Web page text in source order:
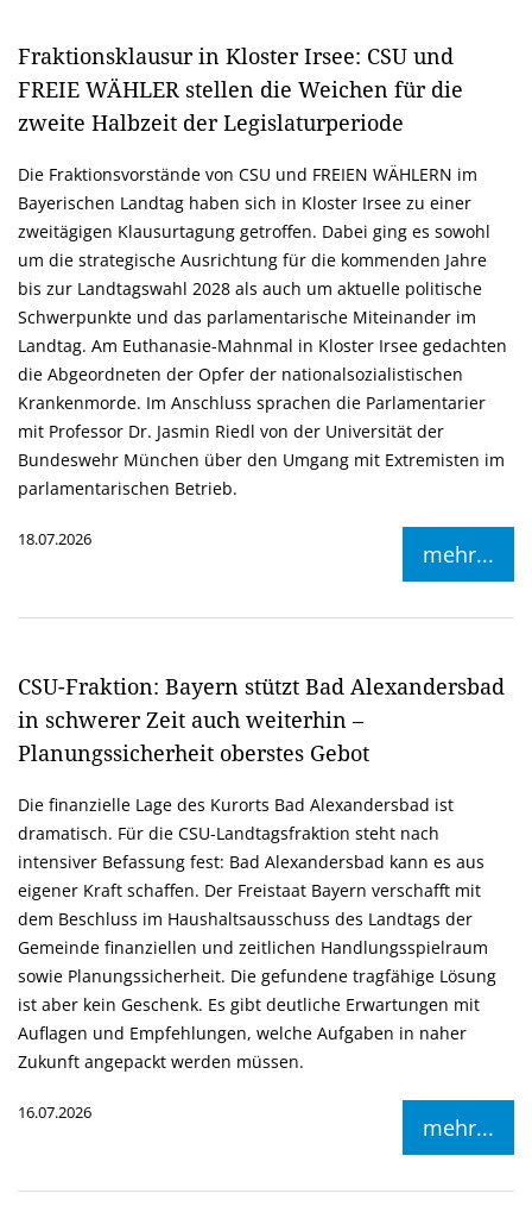
Fraktionsklausur in Kloster Irsee: CSU und
FREIE WÄHLER stellen die Weichen für die
zweite Halbzeit der Legislaturperiode
Die Fraktionsvorstände von CSU und FREIEN WÄHLERN im
Bayerischen Landtag haben sich in Kloster Irsee zu einer
zweitägigen Klausurtagung getroffen. Dabei ging es sowohl
um die strategische Ausrichtung für die kommenden Jahre
bis zur Landtagswahl 2028 als auch um aktuelle politische
Schwerpunkte und das parlamentarische Miteinander im
Landtag. Am Euthanasie-Mahnmal in Kloster Irsee gedachten
die Abgeordneten der Opfer der nationalsozialistischen
Krankenmorde. Im Anschluss sprachen die Parlamentarier
mit Professor Dr. Jasmin Riedl von der Universität der
Bundeswehr München über den Umgang mit Extremisten im
parlamentarischen Betrieb.
18.07.2026
mehr...
CSU-Fraktion: Bayern stützt Bad Alexandersbad
in schwerer Zeit auch weiterhin –
Planungssicherheit oberstes Gebot
Die finanzielle Lage des Kurorts Bad Alexandersbad ist
dramatisch. Für die CSU-Landtagsfraktion steht nach
intensiver Befassung fest: Bad Alexandersbad kann es aus
eigener Kraft schaffen. Der Freistaat Bayern verschafft mit
dem Beschluss im Haushaltsausschuss des Landtags der
Gemeinde finanziellen und zeitlichen Handlungsspielraum
sowie Planungssicherheit. Die gefundene tragfähige Lösung
ist aber kein Geschenk. Es gibt deutliche Erwartungen mit
Auflagen und Empfehlungen, welche Aufgaben in naher
Zukunft angepackt werden müssen.
16.07.2026
mehr...